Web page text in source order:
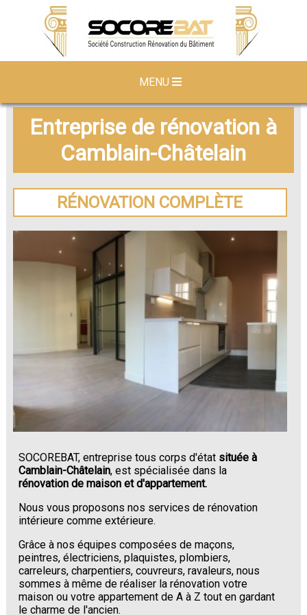
MENU
Entreprise de rénovation à
Camblain-Châtelain
RÉNOVATION COMPLÈTE
SOCOREBAT, entreprise tous corps d'état située à
Camblain-Châtelain, est spécialisée dans la
rénovation de maison et d'appartement.
Nous vous proposons nos services de rénovation
intérieure comme extérieure.
Grâce à nos équipes composées de maçons,
peintres, électriciens, plaquistes, plombiers,
carreleurs, charpentiers, couvreurs, ravaleurs, nous
sommes à même de réaliser la rénovation votre
maison ou votre appartement de A à Z tout en gardant
le charme de l'ancien.